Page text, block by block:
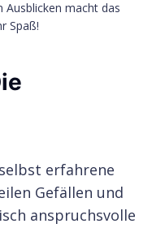
Ausblicken macht das
Spaß!
erfahrene
Gefällen und
anspruchsvolle